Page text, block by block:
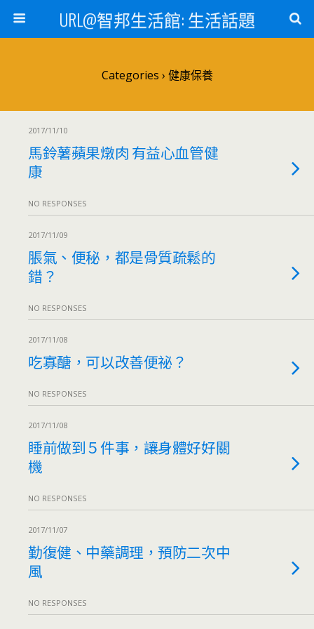
URL@智邦生活館: 生活話題
Categories › 健康保養
2017/11/10
馬鈴薯蘋果燉肉 有益心血管健
康
NO RESPONSES
2017/11/09
脹氣、便秘，都是骨質疏鬆的
錯？
NO RESPONSES
2017/11/08
吃寡醣，可以改善便祕？
NO RESPONSES
2017/11/08
睡前做到５件事，讓身體好好關
機
NO RESPONSES
2017/11/07
勤復健、中藥調理，預防二次中
風
NO RESPONSES